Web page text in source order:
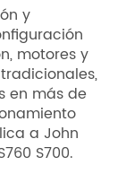
y
motores y
en más de
a John
S700.